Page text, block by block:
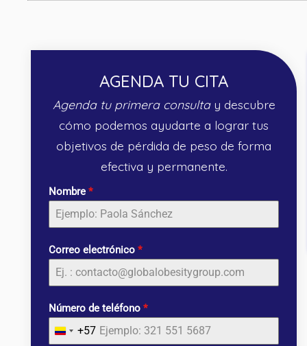
AGENDA TU CITA
Agenda tu primera consultay descubre
cómo podemos ayudarte a lograr tus
objetivos de pérdida de peso de forma
efectiva y permanente.
Nombre *
Correo electrónico *
Número de teléfono *
Colombia
+57